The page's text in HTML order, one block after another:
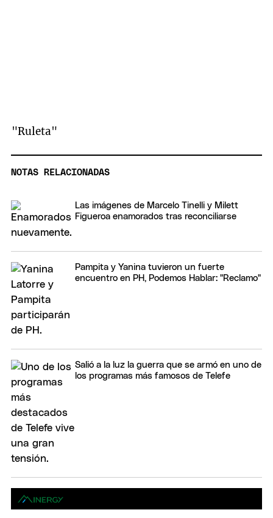
"Ruleta"
NOTAS RELACIONADAS
Las imágenes de Marcelo Tinelli y Milett
Figueroa enamorados tras reconciliarse
Pampita y Yanina tuvieron un fuerte
encuentro en PH, Podemos Hablar: "Reclamo"
Salió a la luz la guerra que se armó en uno de
los programas más famosos de Telefe